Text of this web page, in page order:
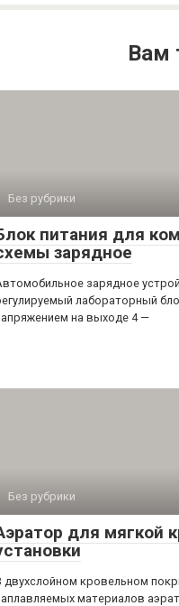
Вам
Без рубрики
питания для
зарядное
зарядное
лабораторный
на выходе 4 —
Без рубрики
для мягкой
двухслойном кровельном
материалов